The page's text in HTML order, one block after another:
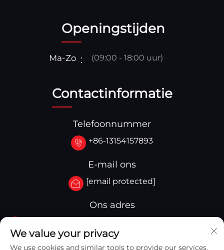
Openingstijden
Ma-Zo (09:00 - 18:00 uur)
Contactinformatie
Telefoonnummer
+86-13154157893
E-mail ons
[email protected]
Ons adres
Qinghua Street,Yingkou Zone Yingkou,China
We value your privacy
We use cookies and similar tools to provide our services.